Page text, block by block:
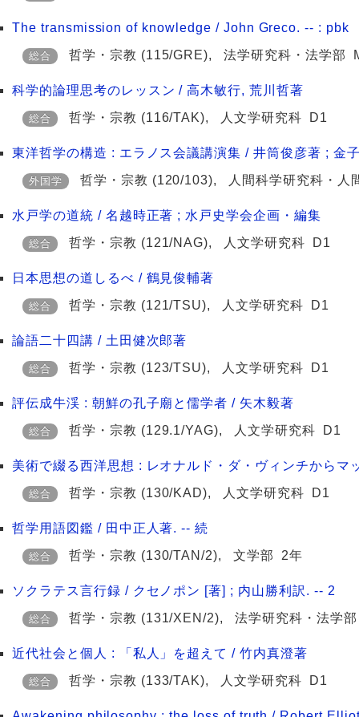
The transmission of knowledge / John Greco. -- : pbk
総合 哲学・宗教 (115/GRE),法学研究科・法学部
科学的論理思考のレッスン / 高木敏行, 荒川哲著
総合 哲学・宗教 (116/TAK), 人文学研究科 D1
東洋哲学の構造 : エラノス会議講演集 / 井筒俊彦著 ; 金
外国学 哲学・宗教 (120/103), 人間科学研究科・人
水戸学の道統 / 名越時正著 ; 水戸史学会企画・編集
総合 哲学・宗教 (121/NAG), 人文学研究科 D1
日本思想の道しるべ / 鶴見俊輔著
総合 哲学・宗教 (121/TSU), 人文学研究科 D1
論語二十四講 / 土田健次郎著
総合 哲学・宗教 (123/TSU), 人文学研究科 D1
評伝成牛渓 : 朝鮮の孔子廟と儒学者 / 矢木毅著
総合 哲学・宗教 (129.1/YAG), 人文学研究科 D1
美術で綴る西洋思想 : レオナルド・ダ・ヴィンチからマ
総合 哲学・宗教 (130/KAD), 人文学研究科 D1
哲学用語図鑑 / 田中正人著. -- 続
総合 哲学・宗教 (130/TAN/2),文学部 2年
ソクラテス言行録 / クセノポン [著] ; 内山勝利訳. -- 2
総合 哲学・宗教 (131/XEN/2),法学研究科・法学部
近代社会と個人 : 「私人」を超えて / 竹内真澄著
総合 哲学・宗教 (133/TAK), 人文学研究科 D1